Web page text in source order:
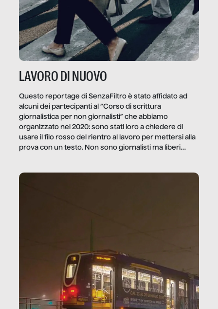
LAVORO DI NUOVO
Questo reportage di SenzaFiltro è stato affidato ad
alcuni dei partecipanti al “Corso di scrittura
giornalistica per non giornalisti” che abbiamo
organizzato nel 2020: sono stati loro a chiedere di
usare il filo rosso del rientro al lavoro per mettersi alla
prova con un testo. Non sono giornalisti ma liberi